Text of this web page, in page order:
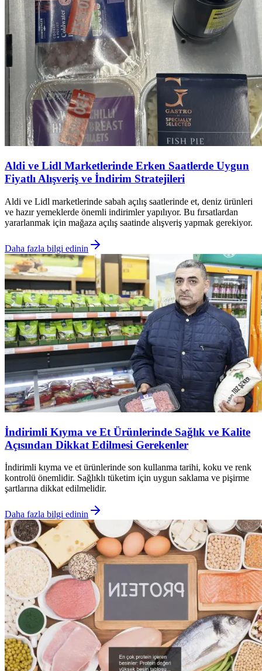
Aldi ve Lidl Marketlerinde Erken Saatlerde Uygun
Fiyatlı Alışveriş ve İndirim Stratejileri
Aldi ve Lidl marketlerinde sabah açılış saatlerinde et, deniz ürünleri
ve hazır yemeklerde önemli indirimler yapılıyor. Bu fırsatlardan
yararlanmak için mağaza açılış saatinde alışveriş yapmak gerekiyor.
Daha fazla bilgi edinin
İndirimli Kıyma ve Et Ürünlerinde Sağlık ve Kalite
Açısından Dikkat Edilmesi Gerekenler
İndirimli kıyma ve et ürünlerinde son kullanma tarihi, koku ve renk
kontrolü önemlidir. Sağlıklı tüketim için uygun saklama ve pişirme
şartlarına dikkat edilmelidir.
Daha fazla bilgi edinin